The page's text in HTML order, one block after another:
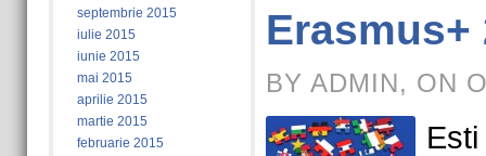
septembrie 2015
iulie 2015
iunie 2015
mai 2015
aprilie 2015
martie 2015
februarie 2015
Erasmus+
BY ADMIN, ON